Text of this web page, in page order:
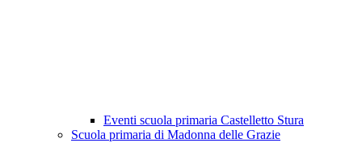
Eventi scuola primaria Castelletto Stura
Scuola primaria di Madonna delle Grazie